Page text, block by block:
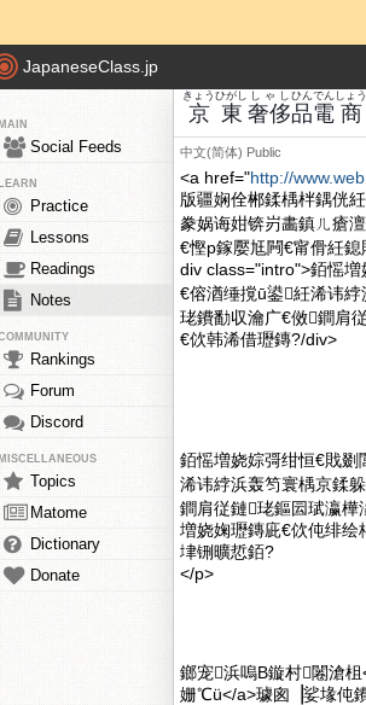
JapaneseClass.jp
MAIN
Social Feeds
LEARN
Practice
Lessons
Readings
Notes
Rankings
Forum
Discord
MISCELLANEOUS
Topics
Matome
Dictionary
Donate
京
きょう
東
ひがし
奢侈
しゃし
品
ひん
電
でん
商
しょう
中文(简体) Public
<a href="http://
版疆娴佺郴鍒楀柈鍝侊
豢娲诲姏锛岃畵鎮ㄦ瘡
€慳p鎵嬮尪闁€甯傦紝
div class="intro">銆愮
€傛湭缍撹ū鍙紝浠讳
珯鐨勫収瀹广€傚鐧肩
€佽韩浠借瓑鏄?/div>
銆愮増娆婃彁绀恒€戝剟
浠讳綍浜轰笉寰楀京鍒
鐧肩従鏈珯鏂囩珷瀛樺
増娆婅瓑鏄庛€佽伅绯绘
垏铏曠悊銆?
</p>
鎯宠浜嗚В鏇村闂滄
姗℃ü</a>璩囪▕娑堟伅